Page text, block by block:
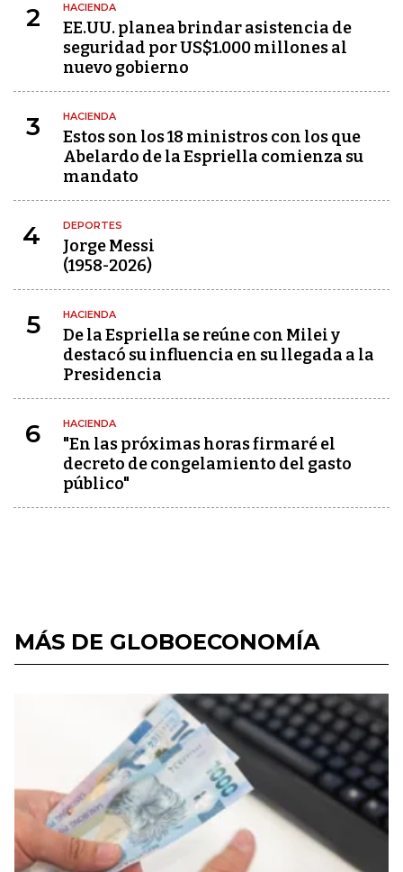
2 HACIENDA
EE.UU. planea brindar asistencia de
seguridad por US$1.000 millones al
nuevo gobierno
3 HACIENDA
Estos son los 18 ministros con los que
Abelardo de la Espriella comienza su
mandato
4 DEPORTES
Jorge Messi
(1958-2026)
5 HACIENDA
De la Espriella se reúne con Milei y
destacó su influencia en su llegada a la
Presidencia
6 HACIENDA
"En las próximas horas firmaré el
decreto de congelamiento del gasto
público"
MÁS DE GLOBOECONOMÍA